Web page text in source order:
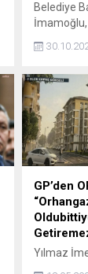
Belediye
tepki
zarar
adaletin
GP’den
Yılmaz
kentsel